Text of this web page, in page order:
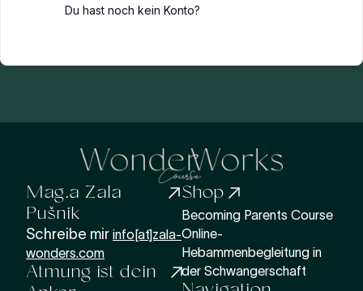
Du hast noch kein Konto?
Mag.a Zala
Pušnik
Schreibe mir info[at]zala-
wonders.com
Atmung ist dein
Shop
Becoming Parents Course
Online-
Hebammenbegleitung in
der Schwangerschaft